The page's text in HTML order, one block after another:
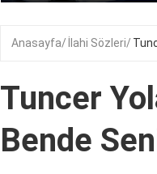
Anasayfa İlahi Sözleri
Tuncer
Bende